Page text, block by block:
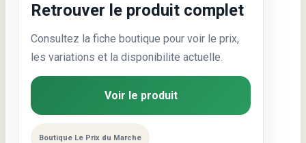
Retrouver le produit complet
Consultez la fiche boutique pour voir le prix,
les variations et la disponibilite actuelle.
Voir le produit
Boutique Le Prix du Marche